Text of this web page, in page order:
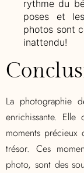
rythme du
poses et
photos sont
inattendu!
La photographie
enrichissante.
moments
trésor. Ces
photo, sont des